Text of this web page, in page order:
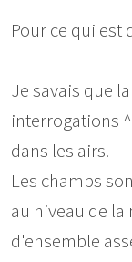
Pour ce qui est
Je savais que
interrogations
dans les airs.
Les champs
au niveau de
d'ensemble